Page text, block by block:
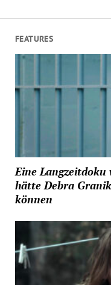
FEATURES
Eine Langzeitdoku
hätte Debra
können